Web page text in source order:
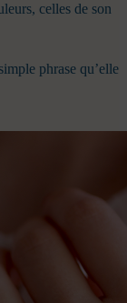
celles de son
phrase qu’elle